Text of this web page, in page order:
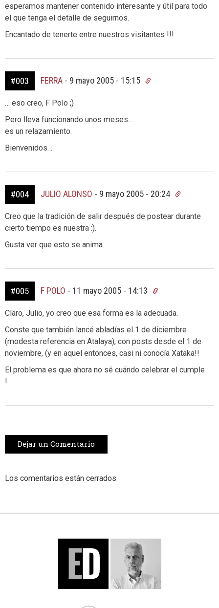
esperamos mantener contenido interesante y útil para todo
el que tenga el detalle de seguirnos.
Encantado de tenerte entre nuestros visitantes !!!
#003 FERRA - 9 mayo 2005 - 15:15
… eso creo, F Polo ;)
Pero lleva funcionando unos meses…
es un relazamiento.
Bienvenidos…
#004 JULIO ALONSO - 9 mayo 2005 - 20:24
Creo que la tradición de salir después de postear durante
cierto tiempo es nuestra :).
Gusta ver que esto se anima.
#005 F POLO - 11 mayo 2005 - 14:13
Claro, Julio, yo creo que esa forma es la adecuada.
Conste que también lancé abladías el 1 de diciembre
(modesta referencia en Atalaya), con posts desde el 1 de
noviembre, (y en aquel entonces, casi ni conocía Xataka!!
El problema es que ahora no sé cuándo celebrar el cumple
!
Dejar un Comentario
Los comentarios están cerrados